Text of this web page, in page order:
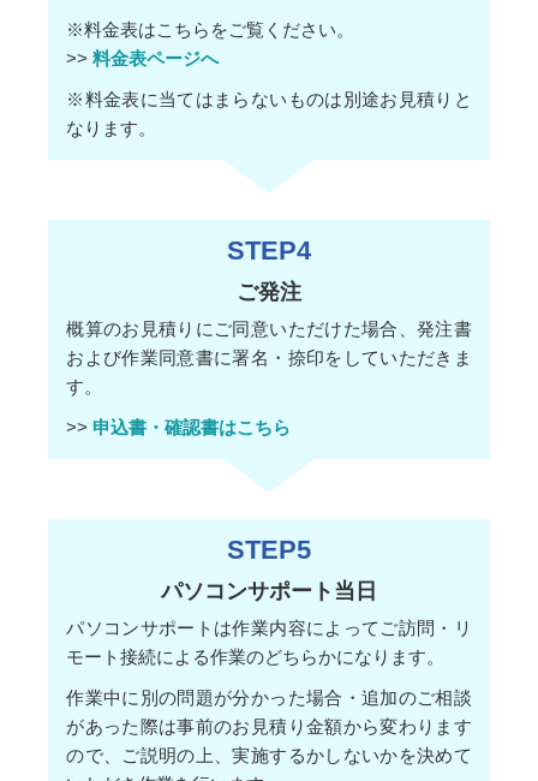
※料金表はこちらをご覧ください。
>>料金表ページへ
※料金表に当てはまらないものは別途お見積りと
なります。
STEP4
ご発注
概算のお見積りにご同意いただけた場合、発注書
および作業同意書に署名・捺印をしていただきま
す。
>> 申込書・確認書はこちら
STEP5
パソコンサポート当日
パソコンサポートは作業内容によってご訪問・リ
モート接続による作業のどちらかになります。
作業中に別の問題が分かった場合・追加のご相談
があった際は事前のお見積り金額から変わります
ので、ご説明の上、実施するかしないかを決めて